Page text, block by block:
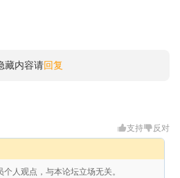
藏内容请回复
支持 反对
人观点，与本论坛立场无关。